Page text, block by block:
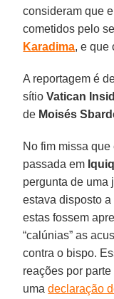
consideram que
cometidos pelo
Karadima, e que
A reportagem é
sítioVatican
de Moisés
No fim missa
passada em
pergunta de uma
estava disposto a
estas fossem
“calúnias” as
contra o bispo.
reações por
umadeclaração